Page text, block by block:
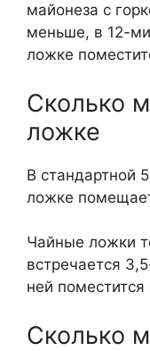
майонеза с
меньше, в 12-
ложке
Сколько
ложке
В стандартной
ложке
Чайные ложки
встречается
ней поместится
Сколько